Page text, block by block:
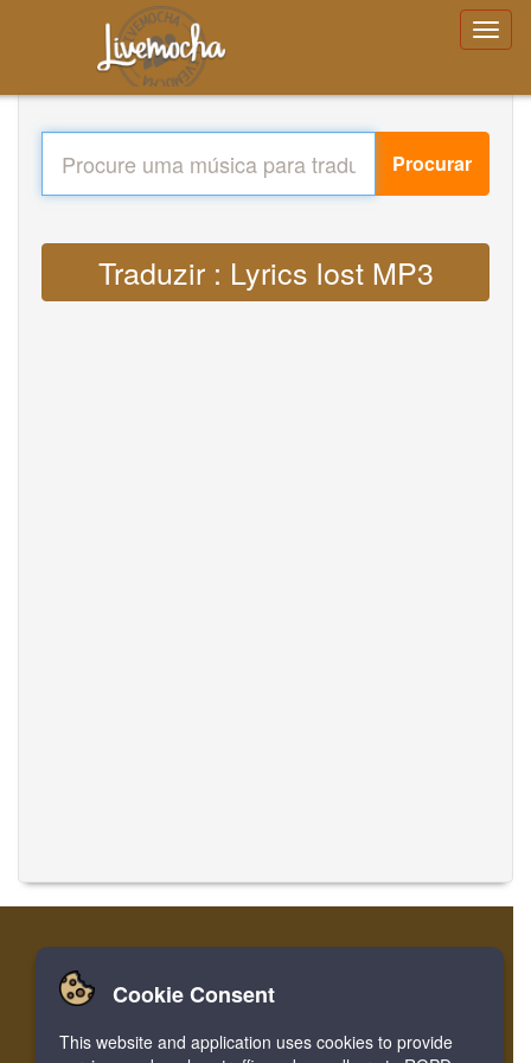
Procurar
Traduzir : Lyrics lost MP3
Início Entrar Cadastre-se
Facebook Twitter Bookmark
Cookie Consent
This website and application uses cookies to provide